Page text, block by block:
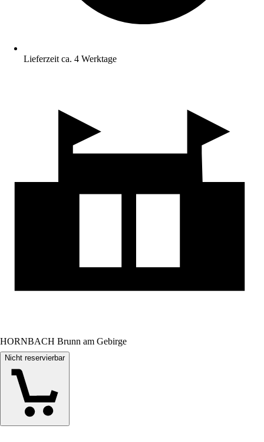
Lieferzeit ca. 4 Werktage
HORNBACH Brunn am Gebirge
Nicht reservierbar